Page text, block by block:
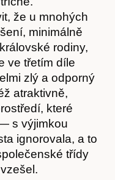
že u mnohých
minimálně
rodiny,
ve třetím díle
zlý a odporný
atraktivně,
které
s výjimkou
ignorovala, a to
třídy